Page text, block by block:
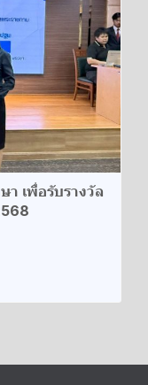
า เพื่อรับรางวัล